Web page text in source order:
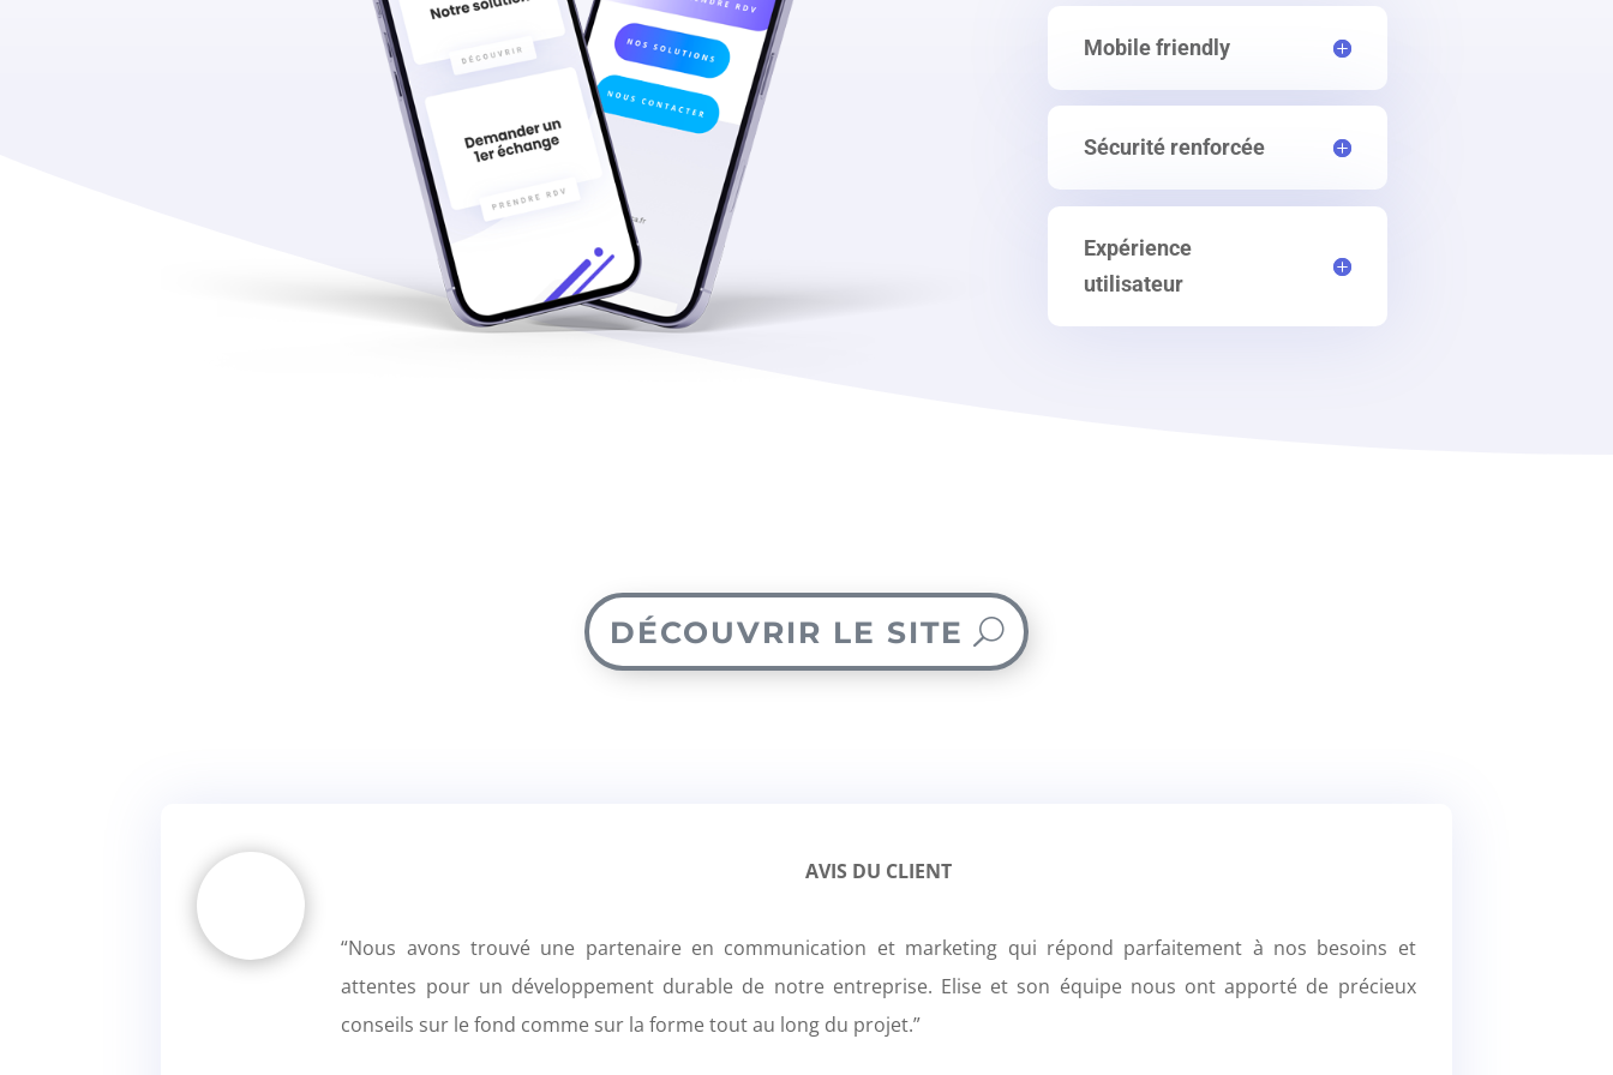
Mobile friendly
Sécurité renforcée
Expérience
utilisateur
DÉCOUVRIR LE SITE
AVIS DU CLIENT
“Nous avons trouvé une partenaire en communication et marketing qui répond parfaitement à nos besoins et
attentes pour un développement durable de notre entreprise. Elise et son équipe nous ont apporté de précieux
conseils sur le fond comme sur la forme tout au long du projet.”